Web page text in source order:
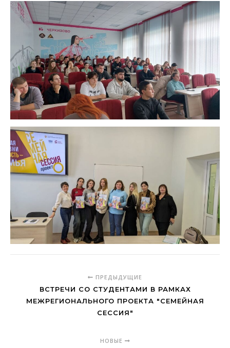
ПРЕДЫДУЩИЕ
ВСТРЕЧИ СО СТУДЕНТАМИ В РАМКАХ
МЕЖРЕГИОНАЛЬНОГО ПРОЕКТА "СЕМЕЙНАЯ
СЕССИЯ"
НОВЫЕ